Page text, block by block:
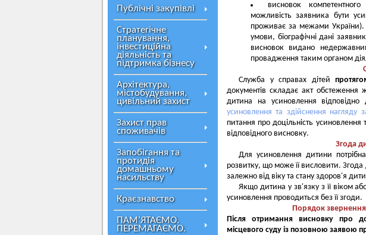
Публічні закупівлі
Стратегічне
планування,
інвестиційна
діяльність та
підтримка бізнесу
Архітектура,
містобудування,
цивільний захист
Захист прав
споживачів
Запобігання та
протидія
домашньому
насильству
Краєзнавство
ПАМ’ЯТАЄМО.
ПЕРЕМАГАЄМО.
висновок
можливість заявника бути
проживає за межами України).
умови, біографічні дані
висновок видано
провадження таким органом
Служба у справах дітей
документів складає акт обстеження
дитина на усиновлення відповідно
усиновлення та здійснення нагляду
питання про доцільність усиновлення
відповідного висновку.
Згода
Для усиновлення дитини
розвитку, що може її висловити.
залежно від віку та стану здоров'я
Якщо дитина у зв'язку з її віком
усиновлення проводиться без її згоди.
Порядок
Після отримання висновку про
місцевого суду із позовною заявою